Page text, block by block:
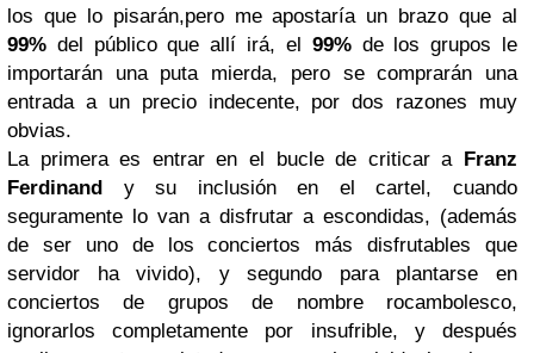
los que lo pisarán,pero me apostaría un brazo que al
99% del público que allí irá, el 99% de los grupos le
importarán una puta mierda, pero se comprarán una
entrada a un precio indecente, por dos razones muy
obvias.
La primera es entrar en el bucle de criticar a Franz
Ferdinand
y su inclusión en el cartel, cuando
seguramente lo van a disfrutar a escondidas, (además
de ser uno de los conciertos más disfrutables que
servidor ha vivido), y segundo para plantarse en
conciertos de grupos de nombre rocambolesco,
ignorarlos completamente por insufrible, y después